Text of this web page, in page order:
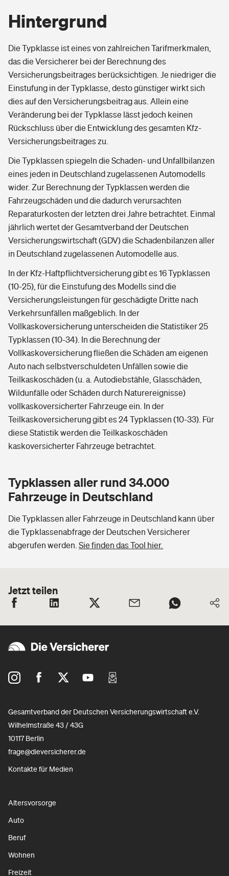
Hintergrund
Die Typklasse ist eines von zahlreichen Tarifmerkmalen,
das die Versicherer bei der Berechnung des
Versicherungsbeitrages berücksichtigen. Je niedriger die
Einstufung in der Typklasse, desto günstiger wirkt sich
dies auf den Versicherungsbeitrag aus. Allein eine
Veränderung bei der Typklasse lässt jedoch keinen
Rückschluss über die Entwicklung des gesamten Kfz-
Versicherungsbeitrages zu.
Die Typklassen spiegeln die Schaden- und Unfallbilanzen
eines jeden in Deutschland zugelassenen Automodells
wider. Zur Berechnung der Typklassen werden die
Fahrzeugschäden und die dadurch verursachten
Reparaturkosten der letzten drei Jahre betrachtet. Einmal
jährlich wertet der Gesamtverband der Deutschen
Versicherungswirtschaft (GDV) die Schadenbilanzen aller
in Deutschland zugelassenen Automodelle aus.
In der Kfz-Haftpflichtversicherung gibt es 16 Typklassen
(10-25), für die Einstufung des Modells sind die
Versicherungsleistungen für geschädigte Dritte nach
Verkehrsunfällen maßgeblich. In der
Vollkaskoversicherung unterscheiden die Statistiker 25
Typklassen (10-34). In die Berechnung der
Vollkaskoversicherung fließen die Schäden am eigenen
Auto nach selbstverschuldeten Unfällen sowie die
Teilkaskoschäden (u. a. Autodiebstähle, Glasschäden,
Wildunfälle oder Schäden durch Naturereignisse)
vollkaskoversicherter Fahrzeuge ein. In der
Teilkaskoversicherung gibt es 24 Typklassen (10-33). Für
diese Statistik werden die Teilkaskoschäden
kaskoversicherter Fahrzeuge betrachtet.
Typklassen aller rund 34.000
Fahrzeuge in Deutschland
Die Typklassen aller Fahrzeuge in Deutschland kann über
die Typklassenabfrage der Deutschen Versicherer
abgerufen werden. Sie finden das Tool hier.
Jetzt teilen
Gesamtverband der Deutschen Versicherungswirtschaft e.V.
Wilhelmstraße 43 / 43G
10117 Berlin
frage@dieversicherer.de
Kontakte für Medien
Altersvorsorge
Auto
Beruf
Wohnen
Freizeit